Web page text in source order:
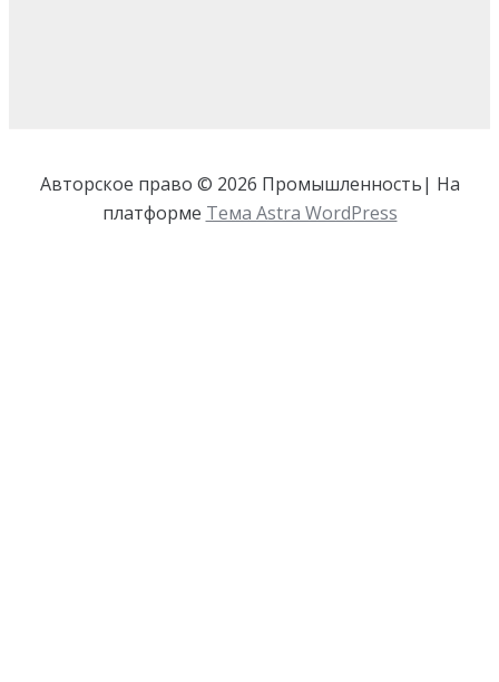
Авторское право © 2026 Промышленность| На
платформе Тема Astra WordPress